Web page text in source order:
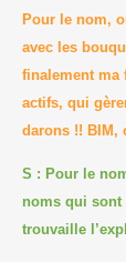
Pour le nom,
avec les
finalement ma
actifs, qui
darons !! BIM,
S : Pour le
noms qui sont
trouvaille